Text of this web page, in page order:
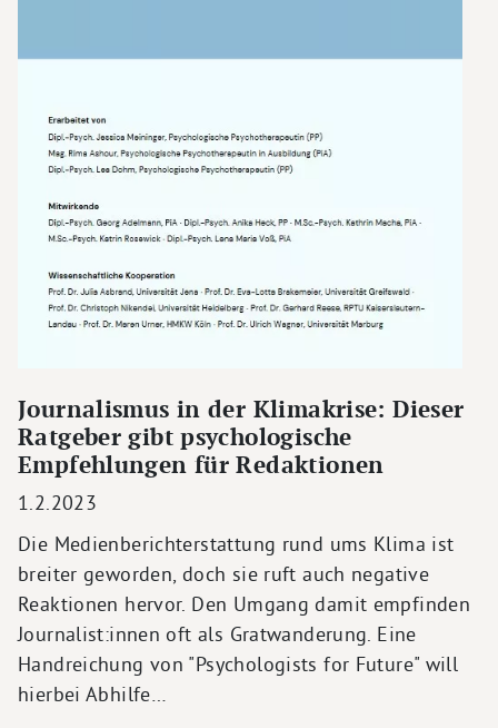
Journalismus in der Klimakrise: Dieser
Ratgeber gibt psychologische
Empfehlungen für Redaktionen
1.2.2023
Die Medienberichterstattung rund ums Klima ist
breiter geworden, doch sie ruft auch negative
Reaktionen hervor. Den Umgang damit empfinden
Journalist:innen oft als Gratwanderung. Eine
Handreichung von "Psychologists for Future" will
hierbei Abhilfe…